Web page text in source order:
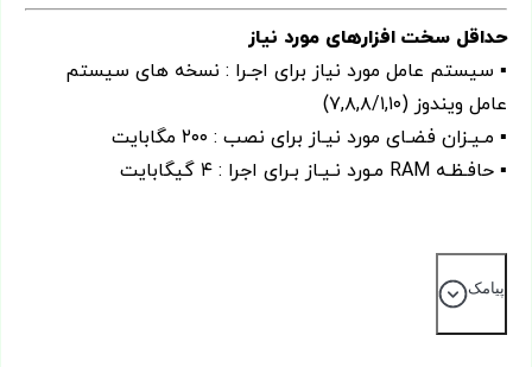
حداقل سخت افزارهای مورد نیاز
▪ سیستم عامل مورد نیاز برای اجـرا : نسخه های سیستم
عامل ویندوز (۷,۸,۸/۱,۱۰)
▪ مـیـزان فضـای مورد نیـاز برای نصب : ۲۰۰ مگابایت
▪ حافـظـه RAM مـورد نـیـاز بـرای اجرا : ۴ گیگابایت
پیامک